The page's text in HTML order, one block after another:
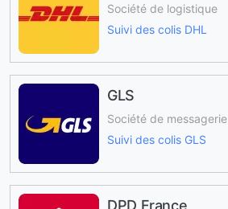
Société de logistique
Suivi des colis DHL
GLS
Société de messagerie
Suivi des colis GLS